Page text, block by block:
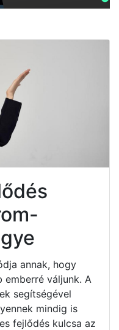
annak, hogy
váljunk. A
segítségével
mindig is
fejlődés kulcsa az